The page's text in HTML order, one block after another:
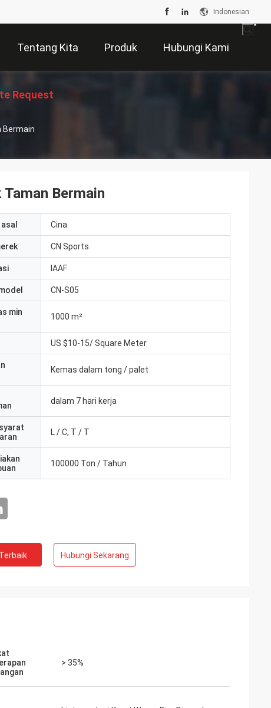
Indonesian
Tentang Kita Produk Hubungi Kami
Request
Bermain
Bermain
Cina
CN Sports
IAAF
CN-S05
min
1000 m²
US $10-15/ Square Meter
Kemas dalam tong / palet
dalam 7 hari kerja
L / C, T / T
100000 Ton / Tahun
Hubungi Sekarang
> 35%